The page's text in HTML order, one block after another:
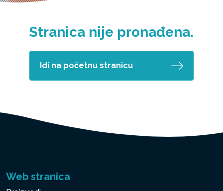
Stranica nije pronađena.
Idi na početnu stranicu
Web stranica